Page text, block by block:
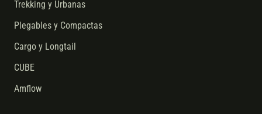
Trekking y Urbanas
Plegables y Compactas
Cargo y Longtail
CUBE
Amflow